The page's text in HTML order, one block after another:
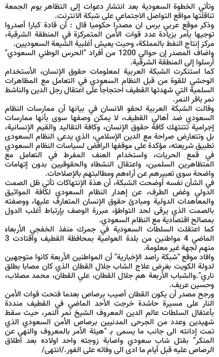
وتأتي الخطوة السعودية بعد انتشار دعوات إلى التظاهر يوم الجمعة
تناقلتها مواقع التواصل الاجتماعي على شبكة الانترنت.
وذكر موقع عربي برس ان مصدرا حكوميا قال : أن قادة كبارا أصدروا
توجيها يأمر بزيادة عدد قوات الأمن المتمركزة في المنطقة الشرقية،
مركز إنتاج النفط بالمملكة، وحيث يعيش أغلبية الشيعة السعوديين.
واضاف المصدر إن حوالي 1200 من أفراد "الحرس الوطني السعودي"
أُرسلوا إلى المنطقة الشرقية.
كما استنكرت الشبكة العربية لمعلومات حقوق الإنسان، الأستخدام
الوحشي للقوة من قبل النظام السعودي في التعامل مع المظاهرات
السلمية التي شهدتها القطيف احتجاجاً على اعتقال رجل الدين والناشط
نمر باقر النمر.
وقالت الشبكة العربية لحقو الانسان في بيانها أن ممارسات النظام
السعودي ضد أهالي القطيف، لا يمكن وصفها سوى بأنها ممارسات
إجرامية تتنتهك كافة حقوق الإنسان، وكافة التقاليد والقيم الإنسانية،
بل وتتعارض صراحة مع الدين الإسلامي، الذي يدعى النظام السعودى
تطبيق شريعته، مؤكدة على موقفها الرافض لسياسات النظام السعودي
في قمع الحريات، واستخدام العنف المفرط في التعامل مع
المتظاهرين السلمين، واعتقال النشطاء والحقوقيين بدون إتهامات
واضحة سوى تعبيرهم عن أراءهم ومطالبتهم بالإصلاحات.
في الشأن نفسه أوضحت الشبكة، أن هذة الإنتهاكات تأتي ظل الصمت
الدولي وغض الطرف، عن إهدار النظام السعودي لكافة المواثيق
والمعاهدات الدولية ومبادئ حقوق الإنسان المتعارف عليها، ووصفته
بالصمت الذي يرقى لحد التواطؤ، مبررة الوصف بإرتباط أغلب الدول
بمصالح اقتصادية مع النظام السعودي.
كما اعتقلت السلطات السعودية في جمرك منفذ الخفجي الأربعاء
الماضي 4 مواطنين من بلدة العوامية بمحافظة القطيف واقتادت 3
منهم لجهة غير معلومة.
وافاد موقع "شبكة راصد الإخبارية" أن المواطنين الأربعة كانوا متوجهين
لدولة الكويت بغرض علاج الشاب جلال القطان الذي كان مصابا بطلق
ناري".والشباب الأربعة هم جلال القطان، علي القطان، محمد مصلاب،
وحسين عريف.
ورجح مصدر أن يكون القطان أصيب برصاص بعدما فتحت قوات الأمن
النار على مسيرة حاشدة خرجت الأحد الماضي في القطيف منددة
بأعتقال السلطات عالم الدين المعروف الشيخ نمر النمر، حيث سقط
شهيدين وعدد من الجرحى المدنيين برصاص الأمن السعودي الذي
تمت إدانته الى جانب ما يسمى بـ "هيئة الأمر بالمعروف والنهي عن
المنكر" بقتل شاب سعودي واصابة زوجته واحد اولاده بعد اطلاق
الرصاص عليه قبل أيام ما ادى الى وفاته على الفور./انتهى/